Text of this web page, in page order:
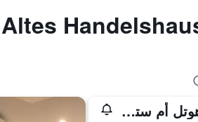
بست ويسترن هوتل أم ستراسبيرجير تور